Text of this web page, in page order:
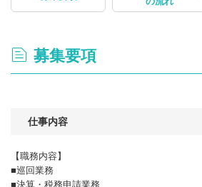
募集要項
仕事内容
【職務内容】
■巡回業務
■決算・税務申請業務